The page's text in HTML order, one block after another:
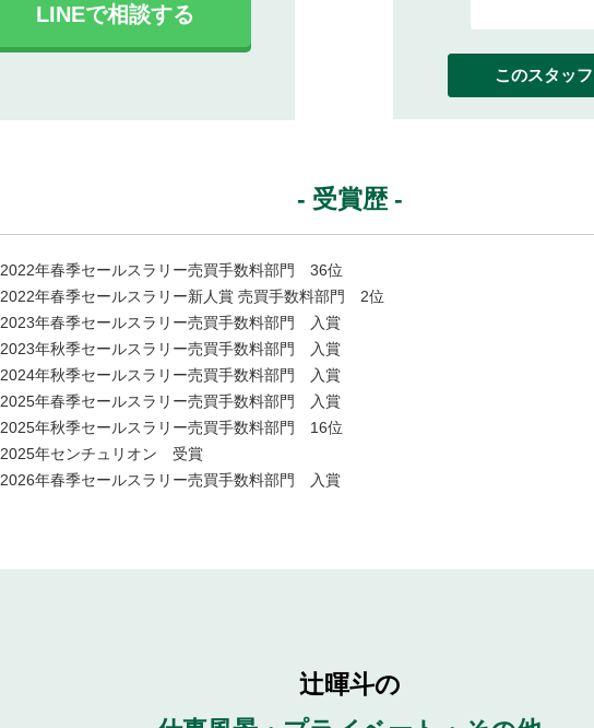
LINEで相談する
2022年春季セールスラリー売買手数料部門 36位
2022年春季セールスラリー新人賞 売買手数料部門 2位
2023年春季セールスラリー売買手数料部門 入賞
2023年秋季セールスラリー売買手数料部門 入賞
2024年秋季セールスラリー売買手数料部門 入賞
2025年春季セールスラリー売買手数料部門 入賞
2025年秋季セールスラリー売買手数料部門 16位
2025年センチュリオン 受賞
2026年春季セールスラリー売買手数料部門 入賞
辻暉斗の